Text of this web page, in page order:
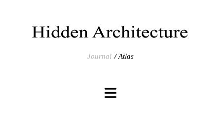
Journal Atlas